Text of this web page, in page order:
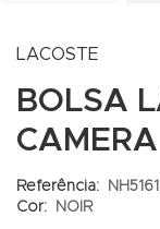
LACOSTE
BOLSA
CAMERA
Referência:
Cor:
NOIR